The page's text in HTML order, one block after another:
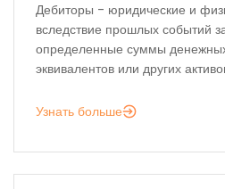
Дебиторы - юридические и
вследствие прошлых событий
определенные суммы
эквивалентов или других
Узнать больше